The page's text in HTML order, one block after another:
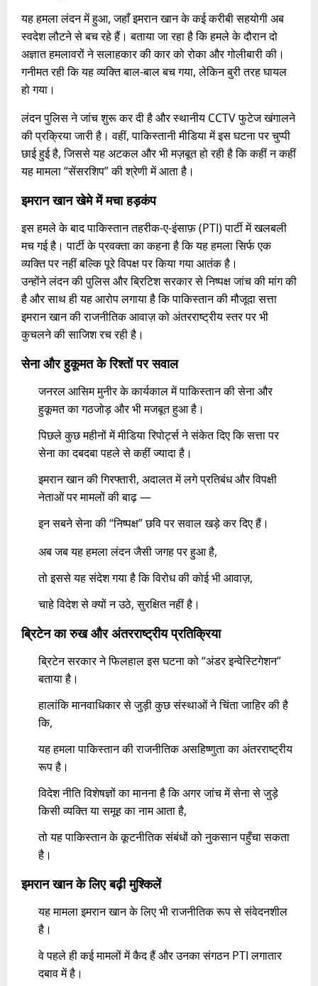
यह हमला लंदन में हुआ, जहाँ इमरान खान के कई करीबी सहयोगी अब
स्वदेश लौटने से बच रहे हैं। बताया जा रहा है कि हमले के दौरान दो
अज्ञात हमलावरों ने सलाहकार की कार को रोका और गोलीबारी की।
गनीमत रही कि यह व्यक्ति बाल-बाल बच गया, लेकिन बुरी तरह घायल
हो गया।
लंदन पुलिस ने जांच शुरू कर दी है और स्थानीय CCTV फुटेज खंगालने
की प्रक्रिया जारी है। वहीं, पाकिस्तानी मीडिया में इस घटना पर चुप्पी
छाई हुई है, जिससे यह अटकल और भी मज़बूत हो रही है कि कहीं न कहीं
यह मामला “सेंसरशिप” की श्रेणी में आता है।
इमरान खान खेमे में मचा हड़कंप
इस हमले के बाद पाकिस्तान तहरीक-ए-इंसाफ़ (PTI) पार्टी में खलबली
मच गई है। पार्टी के प्रवक्ता का कहना है कि यह हमला सिर्फ एक
व्यक्ति पर नहीं बल्कि पूरे विपक्ष पर किया गया आतंक है।
उन्होंने लंदन की पुलिस और ब्रिटिश सरकार से निष्पक्ष जांच की मांग की
है और साथ ही यह आरोप लगाया है कि पाकिस्तान की मौजूदा सत्ता
इमरान खान की राजनीतिक आवाज़ को अंतरराष्ट्रीय स्तर पर भी
कुचलने की साजिश रच रही है।
सेना और हुकूमत के रिश्तों पर सवाल
जनरल आसिम मुनीर के कार्यकाल में पाकिस्तान की सेना और
हुकूमत का गठजोड़ और भी मजबूत हुआ है।
पिछले कुछ महीनों में मीडिया रिपोर्ट्स ने संकेत दिए कि सत्ता पर
सेना का दबदबा पहले से कहीं ज्यादा है।
इमरान खान की गिरफ्तारी, अदालत में लगे प्रतिबंध और विपक्षी
नेताओं पर मामलों की बाढ़ —
इन सबने सेना की “निष्पक्ष” छवि पर सवाल खड़े कर दिए हैं।
अब जब यह हमला लंदन जैसी जगह पर हुआ है,
तो इससे यह संदेश गया है कि विरोध की कोई भी आवाज़,
चाहे विदेश से क्यों न उठे, सुरक्षित नहीं है।
ब्रिटेन का रुख और अंतरराष्ट्रीय प्रतिक्रिया
ब्रिटेन सरकार ने फिलहाल इस घटना को “अंडर इन्वेस्टिगेशन”
बताया है।
हालांकि मानवाधिकार से जुड़ी कुछ संस्थाओं ने चिंता जाहिर की है
कि,
यह हमला पाकिस्तान की राजनीतिक असहिष्णुता का अंतरराष्ट्रीय
रूप है।
विदेश नीति विशेषज्ञों का मानना है कि अगर जांच में सेना से जुड़े
किसी व्यक्ति या समूह का नाम आता है,
तो यह पाकिस्तान के कूटनीतिक संबंधों को नुकसान पहुँचा सकता
है।
इमरान खान के लिए बढ़ी मुश्किलें
यह मामला इमरान खान के लिए भी राजनीतिक रूप से संवेदनशील
है।
वे पहले ही कई मामलों में कैद हैं और उनका संगठन PTI लगातार
दबाव में है।